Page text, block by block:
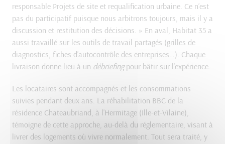
responsable Projets de site et requalification urbaine. Ce n’est
pas du participatif puisque nous arbitrons toujours, mais il y a
discussion et restitution des décisions. » En aval, Habitat 35 a
aussi travaillé sur les outils de travail partagés (grilles de
diagnostics, fiches d’autocontrôle des entreprises…). Chaque
livraison donne lieu à un débriefingpour bâtir sur l’expérience.
Les locataires sont accompagnés et les consommations
suivies pendant deux ans. La réhabilitation BBC de la
résidence Chateaubriand, à l’Hermitage (Ille-et-Vilaine),
témoigne de cette approche, au-delà du réglementaire, visant à
livrer des logements où vivre normalement. Tout sera traité, y